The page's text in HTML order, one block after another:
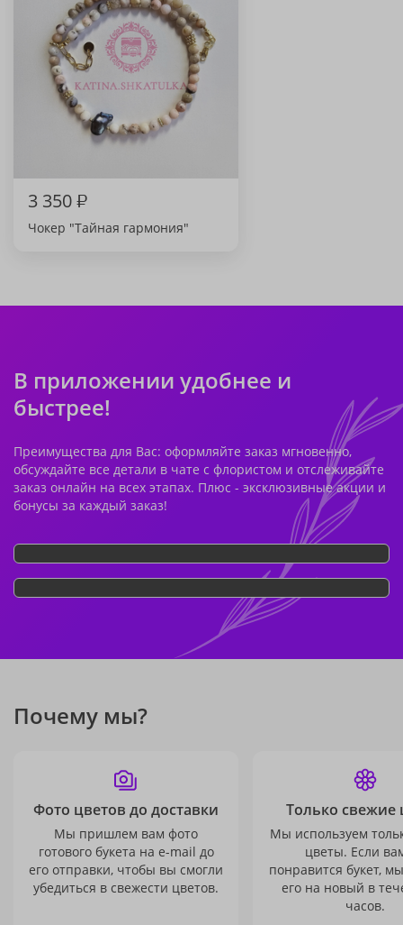
3 350₽
Чокер "Тайная гармония"
В приложении удобнее и
быстрее!
Преимущества для Вас: оформляйте заказ мгновенно,
обсуждайте все детали в чате с флористом и отслеживайте
заказ онлайн на всех этапах. Плюс - эксклюзивные акции и
бонусы за каждый заказ!
Почему мы?
Фото цветов до доставки
Мы пришлем вам фото
готового букета на e-mail до
его отправки, чтобы вы смогли
убедиться в свежести цветов.
Только свежие
Мы используем
цветы. Если
понравится букет,
его на новый в
часов.